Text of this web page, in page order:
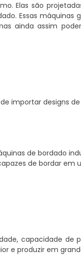
Elas são
Essas máquinas
ainda assim
importar designs
de bordado
de bordar em
capacidade de
e produzir em